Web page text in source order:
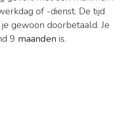
of -dienst. De tijd
gewoon doorbetaald. Je
9 maanden is.